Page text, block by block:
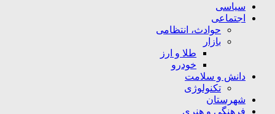
سیاسی
اجتماعی
حوادث، انتظامی
بازار
طلا و ارز
خودرو
دانش و سلامت
تکنولوژی
شهرستان
فرهنگی و هنری